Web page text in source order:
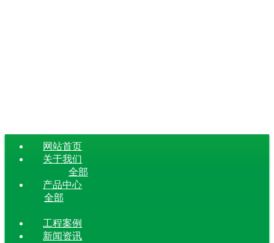
网站首页
关于我们
全部
产品中心
全部
工程案例
新闻资讯